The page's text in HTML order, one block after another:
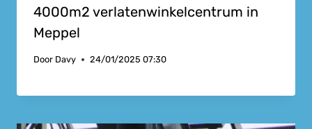
4000m2 verlatenwinkelcentrum in
Meppel
Door Davy 24/01/2025 07:30